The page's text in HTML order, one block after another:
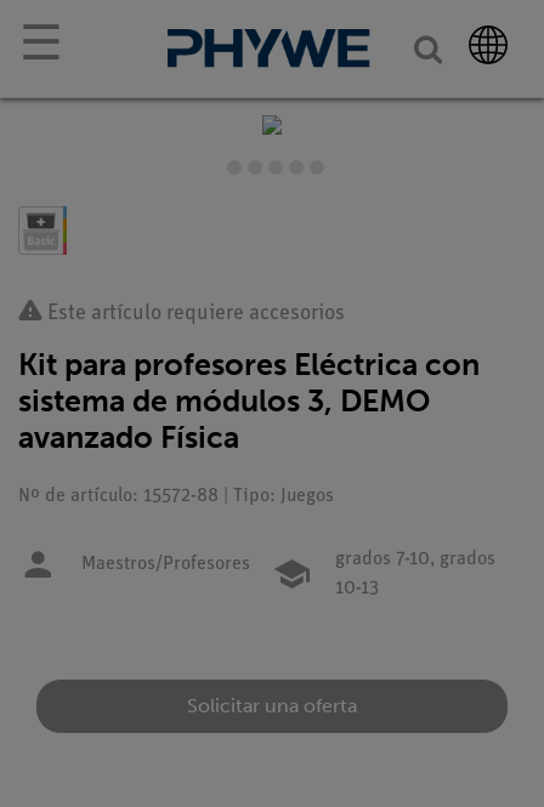
☰
Este artículo requiere accesorios
Kit para profesores Eléctrica con
sistema de módulos 3, DEMO
avanzado Física
Nº de artículo: 15572-88 | Tipo: Juegos
Maestros/Profesores grados 7-10, grados
10-13
Solicitar una oferta